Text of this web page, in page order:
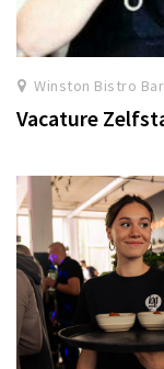
Winston Bistro
Vacature